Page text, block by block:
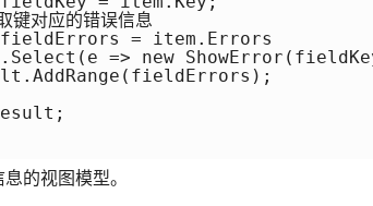
对应的错误信息
= item.Errors
=> new
的视图模型。